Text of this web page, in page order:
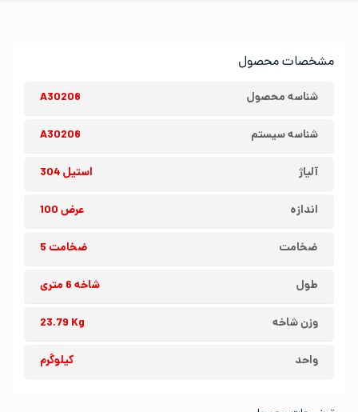
مشخصات محصول
شناسه محصول A30208
شناسه سیستم A30208
آلیاژ استیل 304
اندازه عرض 100
ضخامت ضخامت 5
طول شاخه 6 متری
وزن شاخه 23.79 Kg
واحد کیلوگرم